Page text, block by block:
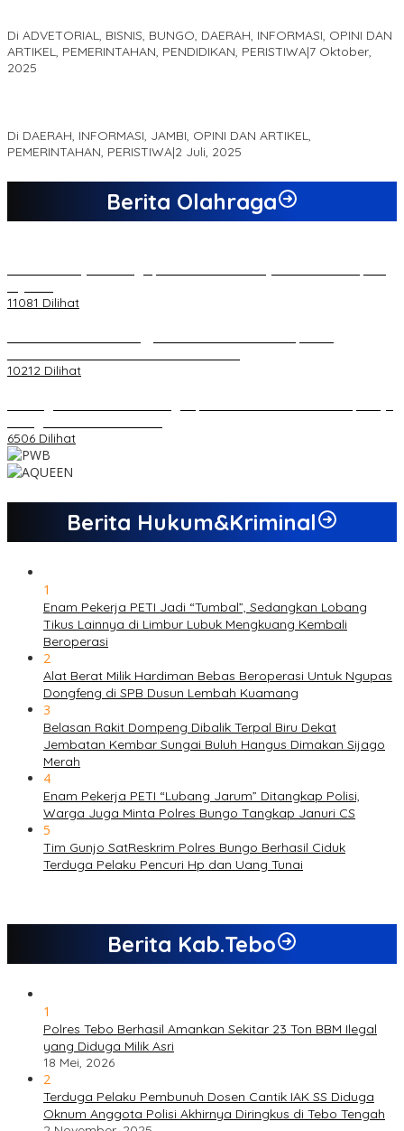
Di ADVETORIAL, BISNIS, BUNGO, DAERAH, INFORMASI, OPINI DAN
ARTIKEL, PEMERINTAHAN, PENDIDIKAN, PERISTIWA|7 Oktober,
2025
Di DAERAH, INFORMASI, JAMBI, OPINI DAN ARTIKEL,
PEMERINTAHAN, PERISTIWA|2 Juli, 2025
Berita Olahraga
11081 Dilihat
10212 Dilihat
6506 Dilihat
Berita Hukum&Kriminal
1
Enam Pekerja PETI Jadi “Tumbal”, Sedangkan Lobang
Tikus Lainnya di Limbur Lubuk Mengkuang Kembali
Beroperasi
2
Alat Berat Milik Hardiman Bebas Beroperasi Untuk Ngupas
Dongfeng di SPB Dusun Lembah Kuamang
3
Belasan Rakit Dompeng Dibalik Terpal Biru Dekat
Jembatan Kembar Sungai Buluh Hangus Dimakan Sijago
Merah
4
Enam Pekerja PETI “Lubang Jarum” Ditangkap Polisi,
Warga Juga Minta Polres Bungo Tangkap Januri CS
5
Tim Gunjo SatReskrim Polres Bungo Berhasil Ciduk
Terduga Pelaku Pencuri Hp dan Uang Tunai
Berita Kab.Tebo
1
Polres Tebo Berhasil Amankan Sekitar 23 Ton BBM Ilegal
yang Diduga Milik Asri
18 Mei, 2026
2
Terduga Pelaku Pembunuh Dosen Cantik IAK SS Diduga
Oknum Anggota Polisi Akhirnya Diringkus di Tebo Tengah